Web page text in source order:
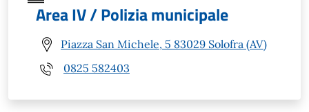
Area IV / Polizia municipale
Piazza San Michele, 5 83029 Solofra (AV)
0825 582403